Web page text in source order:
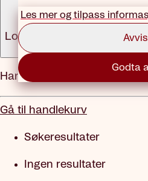
Les mer og tilpass
Avvis
Godta
Logg inn
Meny
Handlekurv
Gå til handlekurv
Søkeresultater
Ingen resultater